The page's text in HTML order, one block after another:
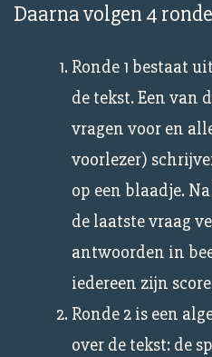
Daarna volgen 4
Ronde 1 bestaat
de tekst. Een van
vragen voor en
voorlezer)
op een blaadje.
de laatste vraag
antwoorden in
iedereen zijn
Ronde 2 is een
over de tekst: de